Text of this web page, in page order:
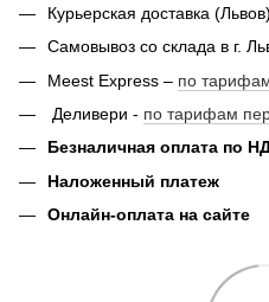
Курьерская доставка
Самовывоз со склада в г.
Meest Express – по
Деливери - по тарифам
Безналичная оплата по
Наложенный платеж
Онлайн-оплата на сайте